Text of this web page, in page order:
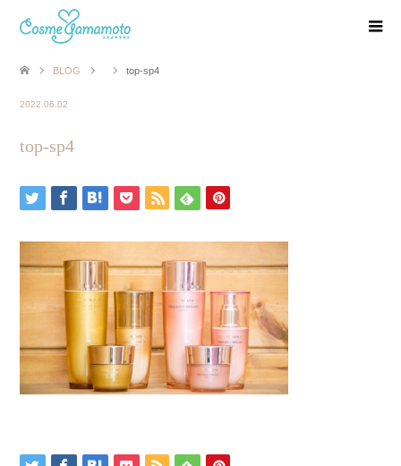
BLOG top-sp4
2022.06.02
top-sp4